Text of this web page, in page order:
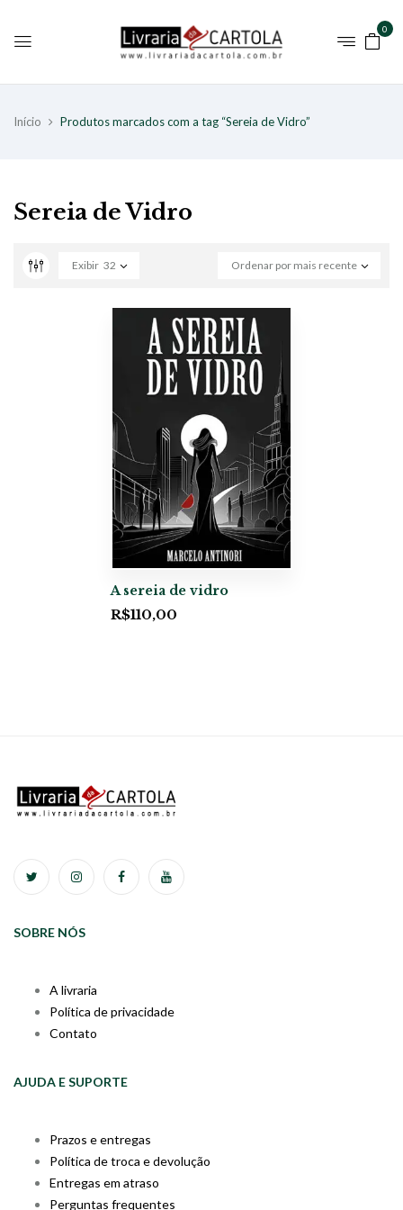
0
Início Produtos marcados com a tag “Sereia de Vidro”
Sereia de Vidro
Ordenar por mais recente
Exibir 32
A sereia de vidro
R$110,00
SOBRE NÓS
A livraria
Política de privacidade
Contato
AJUDA E SUPORTE
Prazos e entregas
Política de troca e devolução
Entregas em atraso
Perguntas frequentes